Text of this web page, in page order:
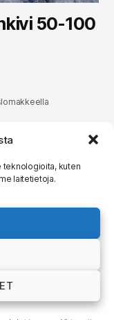
teknologioita, kuten
laitetietoja.
50-100